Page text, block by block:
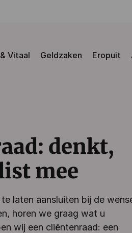
Vitaal Geldzaken Eropuit
denkt,
mee
laten aansluiten bij de
horen we graag wat u
wij een cliëntenraad: een